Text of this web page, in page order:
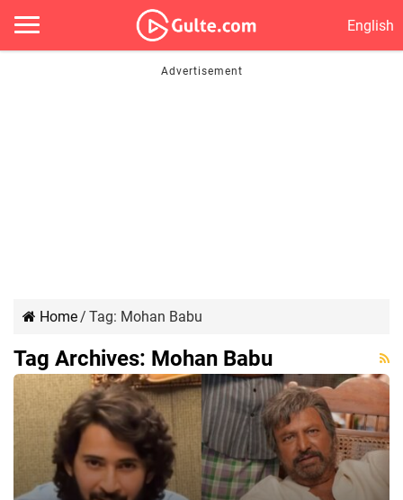
English
Home/ Tag: Mohan Babu
Tag Archives: Mohan Babu